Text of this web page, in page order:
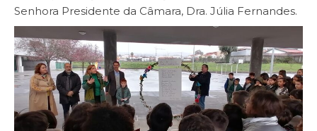
Senhora Presidente da Câmara, Dra. Júlia Fernandes.